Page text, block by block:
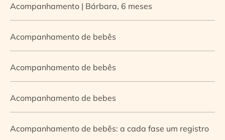
Acompanhamento | Bárbara, 6 meses
Acompanhamento de bebês
Acompanhamento de bebês
Acompanhamento de bebes
Acompanhamento de bebês: a cada fase um registro